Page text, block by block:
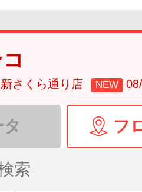
さくら通り店 NEW
フ